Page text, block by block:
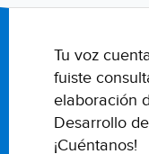
Tu voz
fuiste
elaboración
Desarrollo
¡Cuéntanos!